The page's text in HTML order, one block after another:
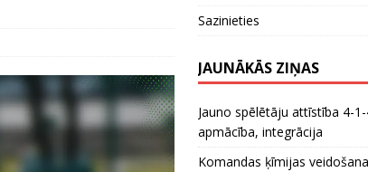
Sazinieties
JAUNĀKĀS ZIŅAS
Jauno spēlētāju attīstība 4-
apmācība, integrācija
Komandas ķīmijas